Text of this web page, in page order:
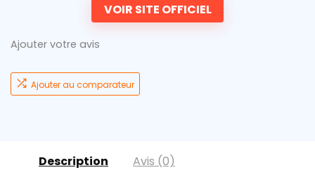
VOIR SITE OFFICIEL
Ajouter votre avis
Ajouter au comparateur
Description Avis (0)